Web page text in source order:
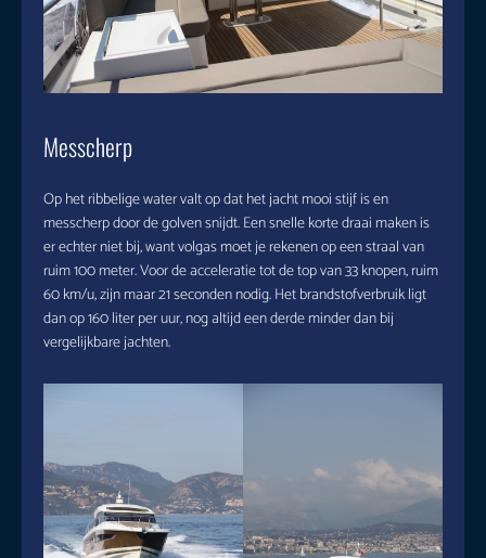
Messcherp
Op het ribbelige water valt op dat het jacht mooi stijf is en
messcherp door de golven snijdt. Een snelle korte draai maken is
er echter niet bij, want volgas moet je rekenen op een straal van
ruim 100 meter. Voor de acceleratie tot de top van 33 knopen, ruim
60 km/u, zijn maar 21 seconden nodig. Het brandstofverbruik ligt
dan op 160 liter per uur, nog altijd een derde minder dan bij
vergelijkbare jachten.